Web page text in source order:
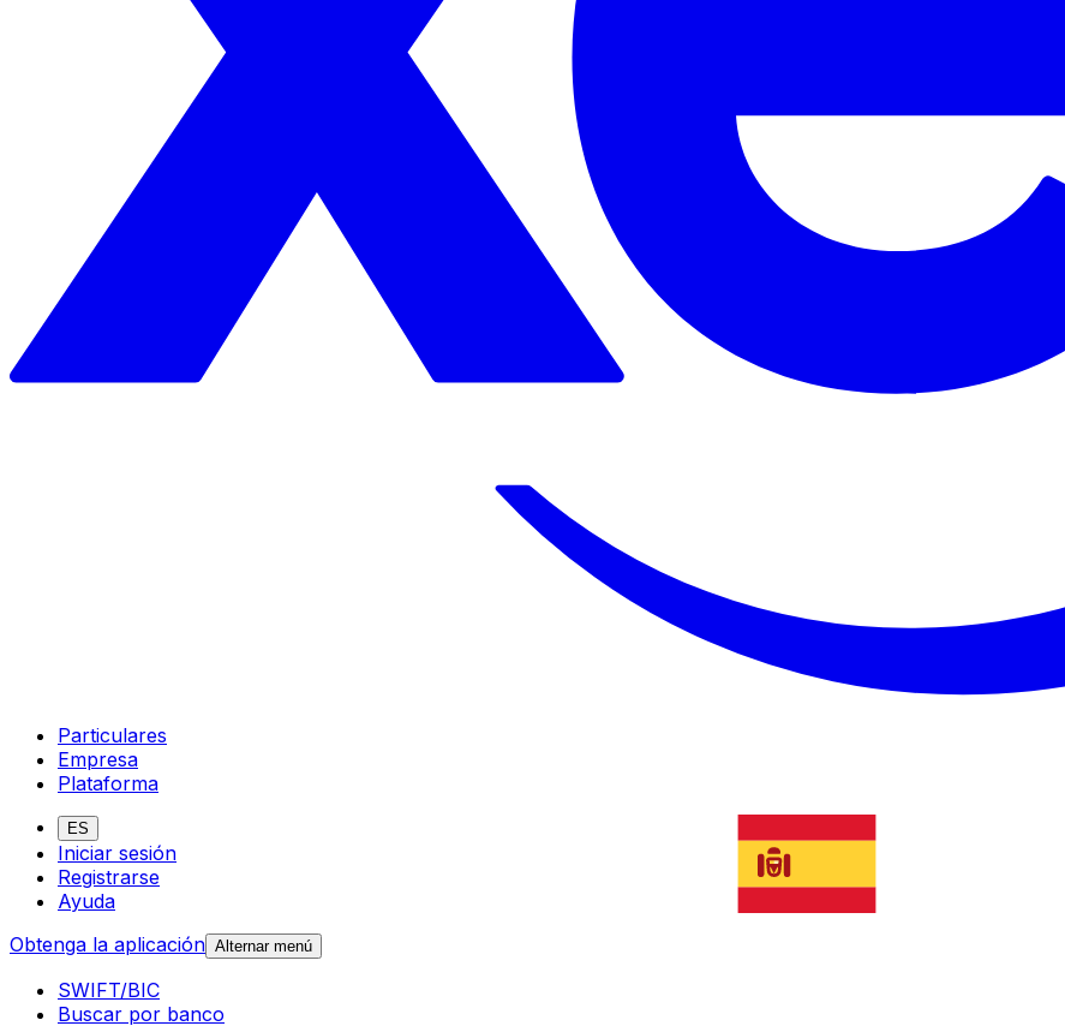
Particulares
Empresa
Plataforma
ES
Iniciar sesión
Registrarse
Ayuda
Obtenga la aplicación Alternar menú
SWIFT/BIC
Buscar por banco